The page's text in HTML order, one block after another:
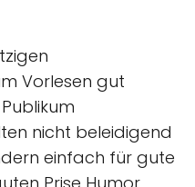
Vorlesen gut
nicht beleidigend
einfach für gute